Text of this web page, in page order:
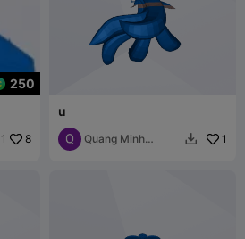
250
1 8
u
Quang Minh
 1